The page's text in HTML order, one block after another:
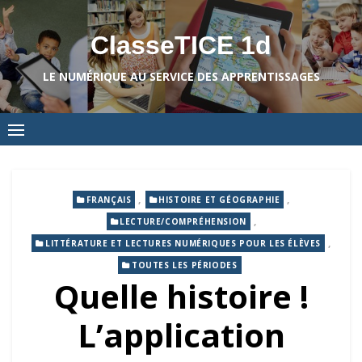
Skip
to
content
ClasseTICE 1d
LE NUMÉRIQUE AU SERVICE DES APPRENTISSAGES
FRANÇAIS , HISTOIRE ET GÉOGRAPHIE ,
LECTURE/COMPRÉHENSION ,
LITTÉRATURE ET LECTURES NUMÉRIQUES POUR LES ÉLÈVES ,
TOUTES LES PÉRIODES
Quelle histoire !
L’application